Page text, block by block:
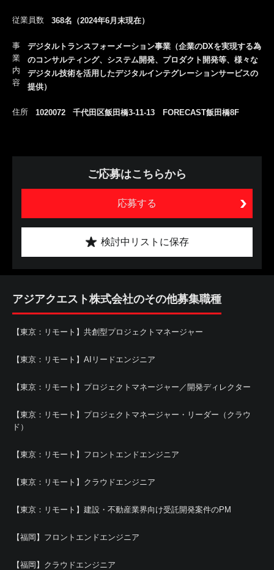
従業員数 368名（2024年6月末現在）
事
業
内
容
デジタルトランスフォーメーション事業（企業のDXを実現する為
のコンサルティング、システム開発、プロダクト開発等、様々な
デジタル技術を活用したデジタルインテグレーションサービスの
提供）
住所 1020072 千代田区飯田橋3-11-13 FORECAST飯田橋8F
ご応募はこちらから
応募する
検討中リストに保存
アジアクエスト株式会社のその他募集職種
【東京：リモート】共創型プロジェクトマネージャー
【東京：リモート】AIリードエンジニア
【東京：リモート】プロジェクトマネージャー／開発ディレクター
【東京：リモート】プロジェクトマネージャー・リーダー（クラウ
ド）
【東京：リモート】フロントエンドエンジニア
【東京：リモート】クラウドエンジニア
【東京：リモート】建設・不動産業界向け受託開発案件のPM
【福岡】フロントエンドエンジニア
【福岡】クラウドエンジニア